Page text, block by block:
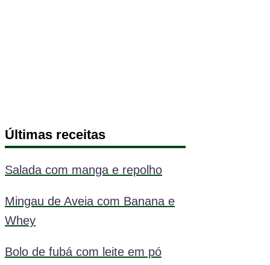
Últimas receitas
Salada com manga e repolho
Mingau de Aveia com Banana e
Whey
Bolo de fubá com leite em pó